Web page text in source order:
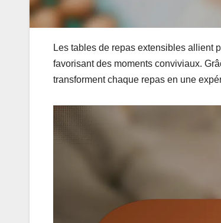
Les tables de repas extensibles allient
favorisant des moments conviviaux.
transforment chaque repas en une